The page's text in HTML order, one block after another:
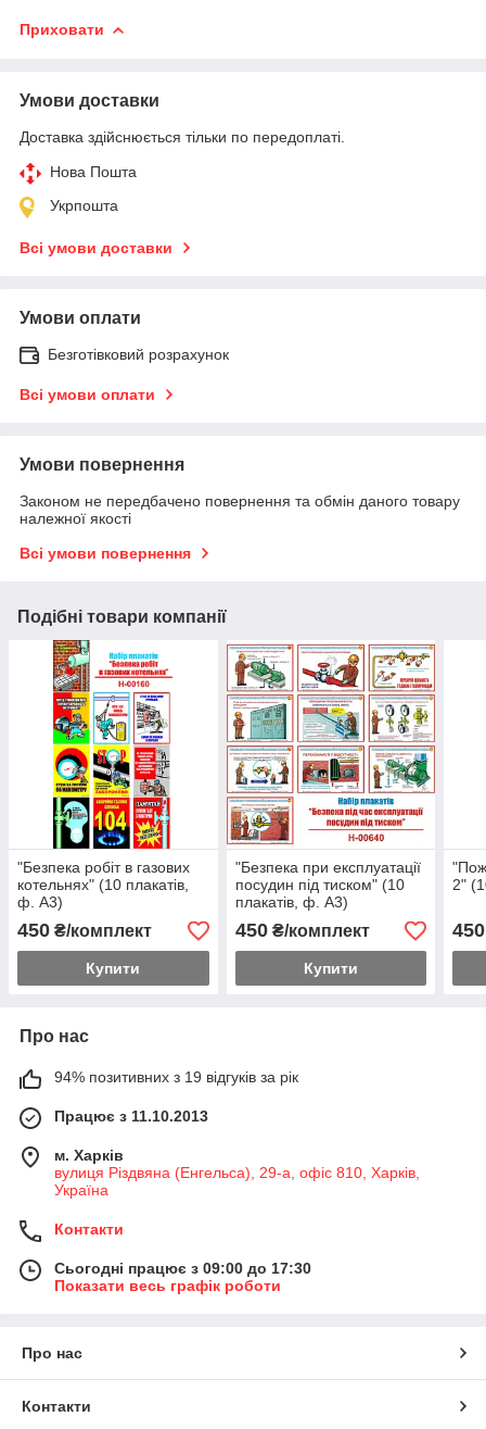
Приховати
Умови доставки
Доставка здійснюється тільки по передоплаті.
Нова Пошта
Укрпошта
Всі умови доставки
Умови оплати
Безготівковий розрахунок
Всі умови оплати
Умови повернення
Законом не передбачено повернення та обмін даного товару
належної якості
Всі умови повернення
Подібні товари компанії
"Безпека робіт в газових
котельнях" (10 плакатів,
ф. А3)
450 ₴/комплект
Купити
"Безпека при експлуатації
посудин під тиском" (10
плакатів, ф. А3)
450₴/комплект
Купити
2"
450
Про нас
94% позитивних з 19 відгуків за рік
Працює з 11.10.2013
м. Харків
вулиця Різдвяна (Енгельса), 29-а, офіс 810, Харків,
Україна
Контакти
Сьогодні працює з 09:00 до 17:30
Показати весь графік роботи
Про нас
Контакти